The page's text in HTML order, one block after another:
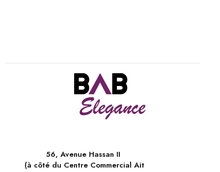
56, Avenue Hassan II
(à côté du Centre Commercial Ait